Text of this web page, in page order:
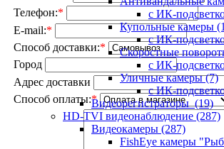
с ИК-
Купольные камеры
с ИК-
Скоростные
с ИК-
Уличные камеры(7)
с ИК-
Видеорегистраторы(19)
HD-TVI видеонаблюдение (287)
Видеокамеры (287)
FishEye камеры
Телефон:*
E-mail:*
Способ доставки:*
Город
Адрес доставки
Способ оплаты:*